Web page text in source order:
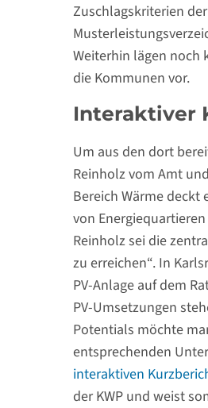
Zuschlagskriterien
Weiterhin lägen noch
die Kommunen vor.
Interaktiver
Um aus den dort
Reinholz vom Amt
Bereich Wärme
von
Reinholz sei die
zu erreichen“. In
PV-Anlage auf dem
PV-Umsetzungen
Potentials möchte
entsprechenden
interaktiven
der KWP und weist